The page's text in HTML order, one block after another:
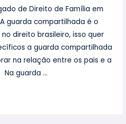
de Direito de Família em
guarda compartilhada é o
direito brasileiro, isso quer
a guarda compartilhada
na relação entre os pais e a
guarda …